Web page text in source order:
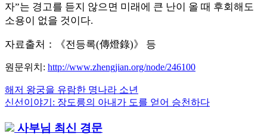
자”는 경고를 듣지 않으면 미래에 큰 난이 올 때 후회해도
소용이 없을 것이다.
자료출처：《전등록(傳燈錄)》 등
원문위치 : http://www.zhengjian.org/node/246100
글
비
Previous
Post:
해저 왕궁을 유람한 명나라 소년
Next
신선이야기: 장도릉의 아내가 도를 얻어 승천하다
사부님 최신 경문